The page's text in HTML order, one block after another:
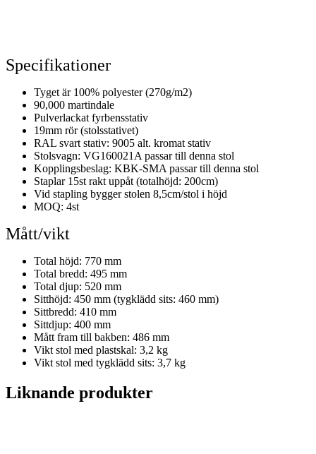
Specifikationer
Tyget är 100% polyester (270g/m2)
90,000 martindale
Pulverlackat fyrbensstativ
19mm rör (stolsstativet)
RAL svart stativ: 9005 alt. kromat stativ
Stolsvagn: VG160021A passar till denna stol
Kopplingsbeslag: KBK-SMA passar till denna stol
Staplar 15st rakt uppåt (totalhöjd: 200cm)
Vid stapling bygger stolen 8,5cm/stol i höjd
MOQ: 4st
Mått/vikt
Total höjd: 770 mm
Total bredd: 495 mm
Total djup: 520 mm
Sitthöjd: 450 mm (tygklädd sits: 460 mm)
Sittbredd: 410 mm
Sittdjup: 400 mm
Mått fram till bakben: 486 mm
Vikt stol med plastskal: 3,2 kg
Vikt stol med tygklädd sits: 3,7 kg
Liknande produkter